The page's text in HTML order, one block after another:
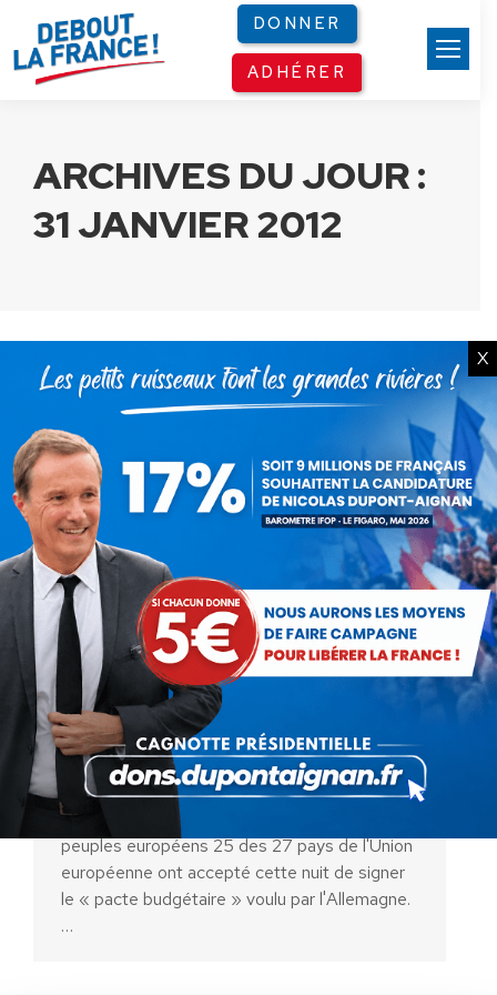
DONNER
ADHÉRER
ARCHIVES DU JOUR :
31 JANVIER 2012
Une nouvelle camisole de force
pour les peuples européens
Non classé ParDebout La France
31 janvier 2012
Une nouvelle camisole de force pour les
peuples européens 25 des 27 pays de l'Union
européenne ont accepté cette nuit de signer
le « pacte budgétaire » voulu par l'Allemagne.
…
X
Panneau de gestion des cookies